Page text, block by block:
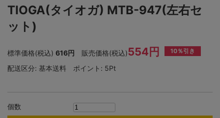
TIOGA(タイオガ) MTB-947(左右セ
ット)
標準価格(税込) 616円 販売価格(税込)554円 10％引き
配送区分: 基本送料 ポイント: 5Pt
個数